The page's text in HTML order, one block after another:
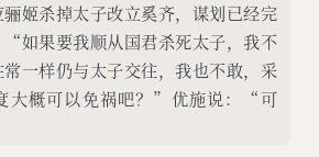
姬杀掉太子改立奚齐，谋划已经完
如果要我顺从国君杀死太子，我不
一样仍与太子交往，我也不敢，采
大概可以免祸吧？”优施说：“可